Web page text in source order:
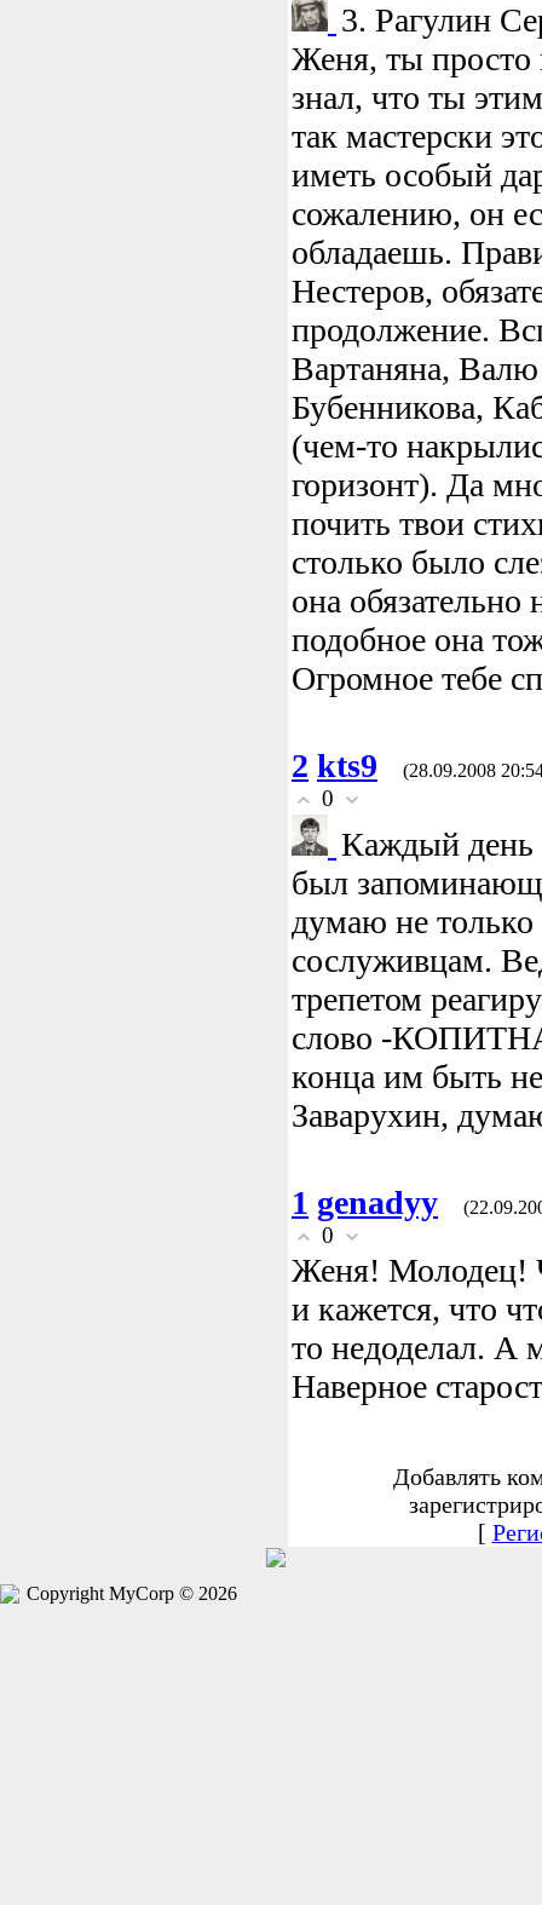
3. Рагулин
Женя, ты просто
знал, что ты
так мастерски
иметь особый
сожалению, он
обладаешь.
Нестеров,
продолжение.
Вартаняна,
Бубенникова,
(чем-то
горизонт). Да
почить твои
столько было
она
подобное она
Огромное тебе
2 kts9 (28.09.2008
0
Каждый день
был
думаю не
сослуживцам.
трепетом
слово -
конца им быть
Заварухин,
1 genadyy
0
Женя! Молодец!
и кажется, что
то недоделал. А
Наверное
Добавлять
[
Copyright MyCorp © 2026